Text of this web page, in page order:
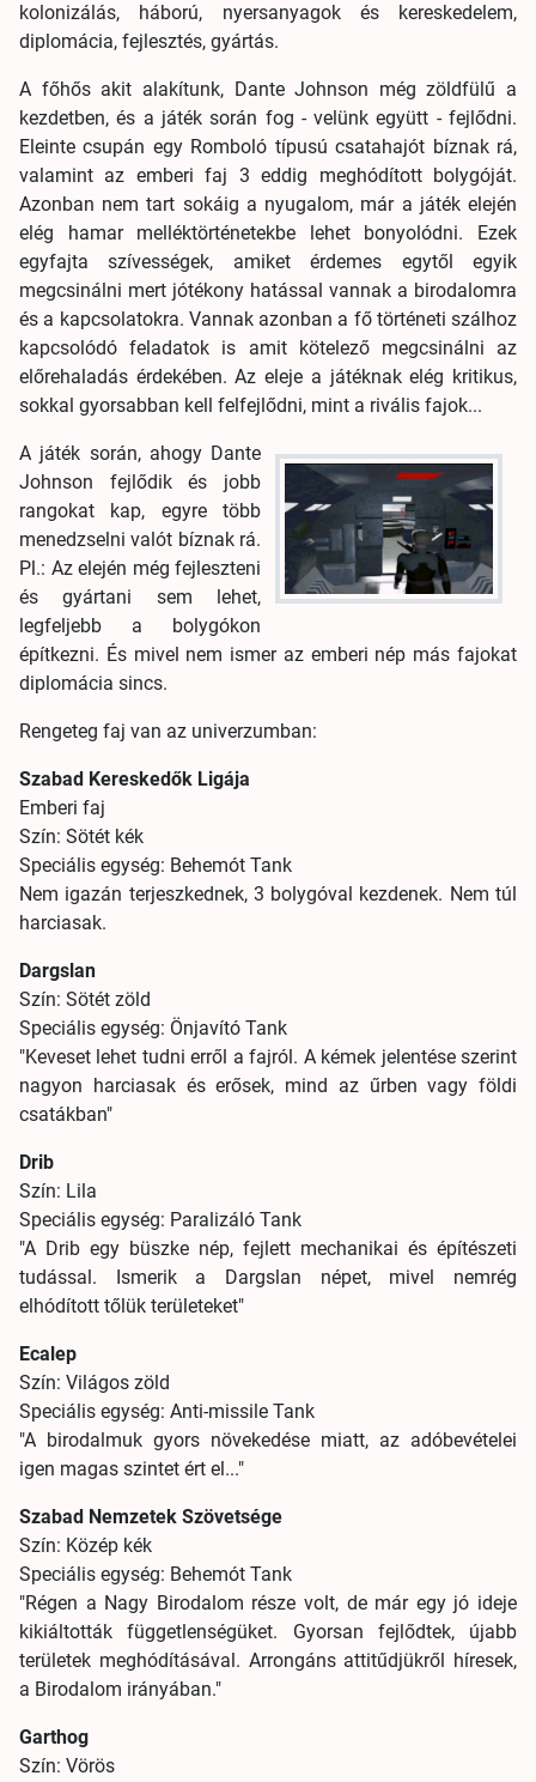
kolonizálás, háború, nyersanyagok és kereskedelem,
diplomácia, fejlesztés, gyártás.
A főhős akit alakítunk, Dante Johnson még zöldfülű a
kezdetben, és a játék során fog - velünk együtt - fejlődni.
Eleinte csupán egy Romboló típusú csatahajót bíznak rá,
valamint az emberi faj 3 eddig meghódított bolygóját.
Azonban nem tart sokáig a nyugalom, már a játék elején
elég hamar melléktörténetekbe lehet bonyolódni. Ezek
egyfajta szívességek, amiket érdemes egytől egyik
megcsinálni mert jótékony hatással vannak a birodalomra
és a kapcsolatokra. Vannak azonban a fő történeti szálhoz
kapcsolódó feladatok is amit kötelező megcsinálni az
előrehaladás érdekében. Az eleje a játéknak elég kritikus,
sokkal gyorsabban kell felfejlődni, mint a rivális fajok...
A játék során, ahogy Dante
Johnson fejlődik és jobb
rangokat kap, egyre több
menedzselni valót bíznak rá.
Pl.: Az elején még fejleszteni
és gyártani sem lehet,
legfeljebb a bolygókon
építkezni. És mivel nem ismer az emberi nép más fajokat
diplomácia sincs.
Rengeteg faj van az univerzumban:
Szabad Kereskedők Ligája
Emberi faj
Szín: Sötét kék
Speciális egység: Behemót Tank
Nem igazán terjeszkednek, 3 bolygóval kezdenek. Nem túl
harciasak.
Dargslan
Szín: Sötét zöld
Speciális egység: Önjavító Tank
"Keveset lehet tudni erről a fajról. A kémek jelentése szerint
nagyon harciasak és erősek, mind az űrben vagy földi
csatákban"
Drib
Szín: Lila
Speciális egység: Paralizáló Tank
"A Drib egy büszke nép, fejlett mechanikai és építészeti
tudással. Ismerik a Dargslan népet, mivel nemrég
elhódított tőlük területeket"
Ecalep
Szín: Világos zöld
Speciális egység: Anti-missile Tank
"A birodalmuk gyors növekedése miatt, az adóbevételei
igen magas szintet ért el..."
Szabad Nemzetek Szövetsége
Szín: Közép kék
Speciális egység: Behemót Tank
"Régen a Nagy Birodalom része volt, de már egy jó ideje
kikiáltották függetlenségüket. Gyorsan fejlődtek, újabb
területek meghódításával. Arrongáns attitűdjükről híresek,
a Birodalom irányában."
Garthog
Szín: Vörös